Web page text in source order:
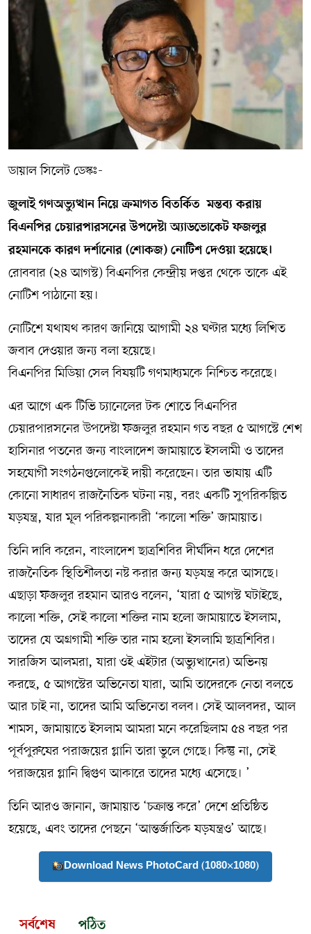
ডায়াল সিলেট ডেস্কঃ-
জুলাই গণঅভ্যুত্থান নিয়ে ক্রমাগত বিতর্কিত মন্তব্য করায়
বিএনপির চেয়ারপারসনের উপদেষ্টা অ্যাডভোকেট ফজলুর
রহমানকে কারণ দর্শানোর (শোকজ) নোটিশ দেওয়া হয়েছে।
রোববার (২৪ আগস্ট) বিএনপির কেন্দ্রীয় দপ্তর থেকে তাকে এই
নোটিশ পাঠানো হয়।
নোটিশে যথাযথ কারণ জানিয়ে আগামী ২৪ ঘণ্টার মধ্যে লিখিত
জবাব দেওয়ার জন্য বলা হয়েছে।
বিএনপির মিডিয়া সেল বিষয়টি গণমাধ্যমকে নিশ্চিত করেছে।
এর আগে এক টিভি চ্যানেলের টক শোতে বিএনপির
চেয়ারপারসনের উপদেষ্টা ফজলুর রহমান গত বছর ৫ আগস্টে শেখ
হাসিনার পতনের জন্য বাংলাদেশ জামায়াতে ইসলামী ও তাদের
সহযোগী সংগঠনগুলোকেই দায়ী করেছেন। তার ভাষায় এটি
কোনো সাধারণ রাজনৈতিক ঘটনা নয়, বরং একটি সুপরিকল্পিত
ষড়যন্ত্র, যার মূল পরিকল্পনাকারী ‘কালো শক্তি’ জামায়াত।
তিনি দাবি করেন, বাংলাদেশ ছাত্রশিবির দীর্ঘদিন ধরে দেশের
রাজনৈতিক স্থিতিশীলতা নষ্ট করার জন্য ষড়যন্ত্র করে আসছে।
এছাড়া ফজলুর রহমান আরও বলেন, ‘যারা ৫ আগস্ট ঘটাইছে,
কালো শক্তি, সেই কালো শক্তির নাম হলো জামায়াতে ইসলাম,
তাদের যে অগ্রগামী শক্তি তার নাম হলো ইসলামি ছাত্রশিবির।
সারজিস আলমরা, যারা ওই এইটার (অভ্যুত্থানের) অভিনয়
করছে, ৫ আগস্টের অভিনেতা যারা, আমি তাদেরকে নেতা বলতে
আর চাই না, তাদের আমি অভিনেতা বলব। সেই আলবদর, আল
শামস, জামায়াতে ইসলাম আমরা মনে করেছিলাম ৫৪ বছর পর
পূর্বপুরুষের পরাজয়ের গ্লানি তারা ভুলে গেছে। কিন্তু না, সেই
পরাজয়ের গ্লানি দ্বিগুণ আকারে তাদের মধ্যে এসেছে। ’
তিনি আরও জানান, জামায়াত ‘চক্রান্ত করে’ দেশে প্রতিষ্ঠিত
হয়েছে, এবং তাদের পেছনে ‘আন্তর্জাতিক ষড়যন্ত্রও’ আছে।
Download News PhotoCard (1080×1080)
সর্বশেষ পঠিত
সম্পাদকীয় কলাম
ABOUT US
DIAL SYLHET